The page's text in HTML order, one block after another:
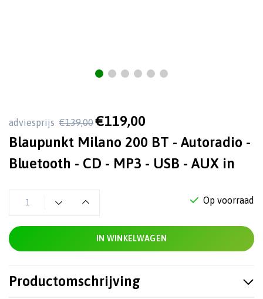
adviesprijs €139,00 €119,00
Blaupunkt Milano 200 BT - Autoradio -
Bluetooth - CD - MP3 - USB - AUX in
Op voorraad
IN WINKELWAGEN
Productomschrijving